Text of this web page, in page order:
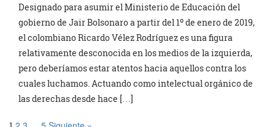
Designado para asumir el Ministerio de Educación del
gobierno de Jair Bolsonaro a partir del 1º de enero de 2019,
el colombiano Ricardo Vélez Rodríguez es una figura
relativamente desconocida en los medios de la izquierda,
pero deberíamos estar atentos hacia aquellos contra los
cuales luchamos. Actuando como intelectual orgánico de
las derechas desde hace […]